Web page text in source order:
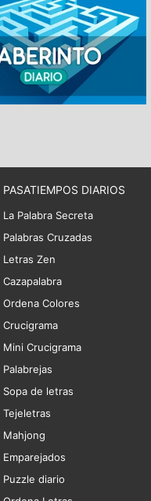
PASATIEMPOS DIARIOS
La Palabra Secreta
Palabras Cruzadas
Letras Zen
Cazapalabra
Ordena Colores
Crucigrama
Mini Crucigrama
Palabrejas
Sopa de letras
Tejeletras
Mahjong
Emparejados
Puzzle diario